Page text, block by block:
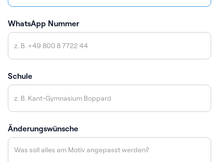
WhatsApp Nummer
Schule
Änderungswünsche